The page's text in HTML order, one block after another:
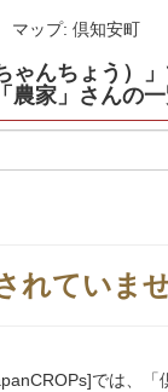
マップ: 倶知安町
ゃんちょう）」
「農家」さんの
れていま
では、「